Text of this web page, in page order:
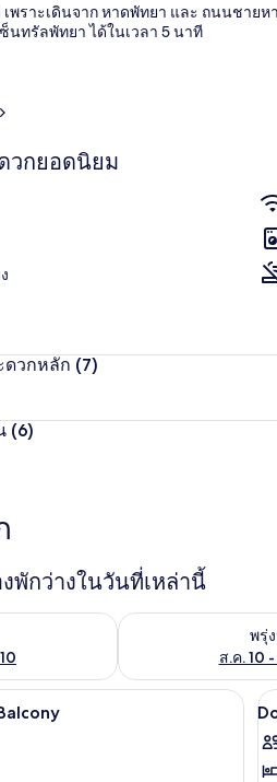
สระว่ายน้ำกลางแจ้ง
เพราะเดินจาก หาดพัทยา และ ถนนชา
นทรัลพัทยา ได้ในเวลา 5 นาที
วกยอดนิยม
ดวกหลัก (7)
(6)
พักว่างในวันที่เหล่านี้
งในคืนนี้ ส.ค. 9 - ส.ค. 10
พรุ่
ส.ค. 10 -
ตรวจสอบจำนวนห้อง
เ